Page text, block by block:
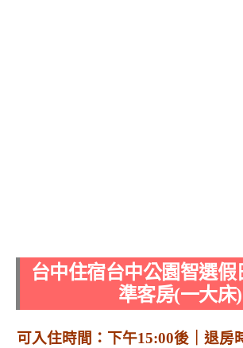
台中住宿台中公園智選假
準客房(一大床)
可入住時間：下午15:00後｜退房